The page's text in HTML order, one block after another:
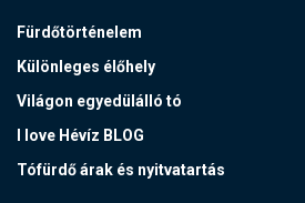
Fürdőtörténelem
Különleges élőhely
Világon egyedülálló tó
I love Hévíz BLOG
Tófürdő árak és nyitvatartás